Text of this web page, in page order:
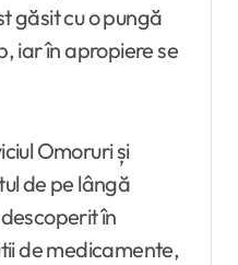
găsit cu o pungă
iar în apropiere se
Omoruri și
de pe lângă
în
de medicamente,